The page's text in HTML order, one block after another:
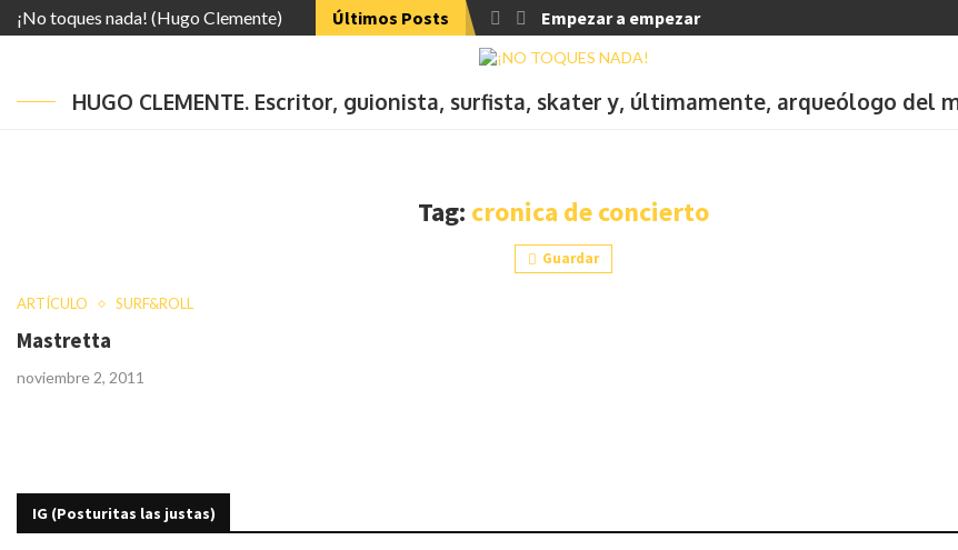
¡No toques nada! (Hugo Clemente) Últimos Posts Empezar a empezar
HUGO CLEMENTE. Escritor, guionista, surfista, skater y, últimamente, arqueólogo del
Tag: cronica de concierto
Guardar
ARTÍCULO SURF&ROLL
Mastretta
noviembre 2, 2011
IG (Posturitas las justas)